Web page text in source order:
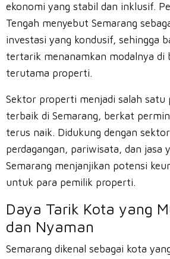
ekonomi yang stabil dan inklusif.
Tengah menyebut Semarang
investasi yang kondusif, sehingga
tertarik menanamkan modalnya di
terutama properti.
Sektor properti menjadi salah satu
terbaik di Semarang, berkat
terus naik. Didukung dengan
perdagangan, pariwisata, dan jasa
Semarang menjanjikan potensi
untuk para pemilik properti.
Daya Tarik Kota yang
dan Nyaman
Semarang dikenal sebagai kota